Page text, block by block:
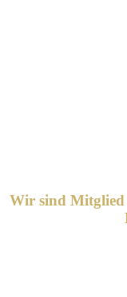
Wir sind Mitglied